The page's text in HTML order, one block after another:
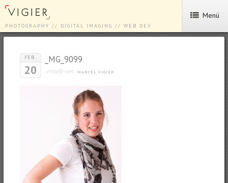
PHOTOGRAPHY // DIGITAL IMAGING // WEB DEV
Menü
FEB.
20
_MG_9099
erstellt von MARCEL VIGIER